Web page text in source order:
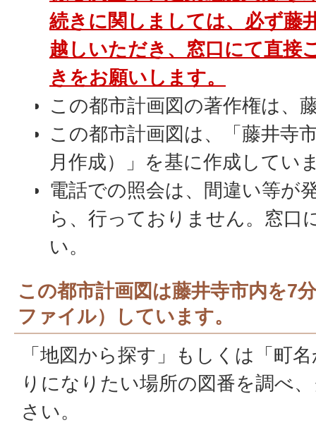
続きに関しましては、必ず藤
越しいただき、窓口にて直接
きをお願いします。
この都市計画図の著作権は、
この都市計画図は、「藤井寺
月作成）」を基に作成してい
電話での照会は、間違い等が
ら、行っておりません。窓口
い。
この都市計画図は藤井寺市内を7
ファイル）しています。
「地図から探す」もしくは「町
りになりたい場所の図番を調べ
さい。